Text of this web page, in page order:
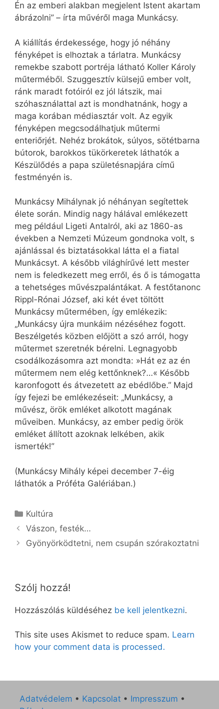
Én az emberi alakban megjelent Istent akartam
ábrázolni” – írta művéről maga Munkácsy.
A kiállítás érdekessége, hogy jó néhány
fényképet is elhoztak a tárlatra. Munkácsy
remekbe szabott portréja látható Koller Károly
műterméből. Szuggesztív külsejű ember volt,
ránk maradt fotóiról ez jól látszik, mai
szóhasználattal azt is mondhatnánk, hogy a
maga korában médiasztár volt. Az egyik
fényképen megcsodálhatjuk műtermi
enteriőrjét. Nehéz brokátok, súlyos, sötétbarna
bútorok, barokkos tükörkeretek láthatók a
Készülődés a papa születésnapjára című
festményén is.
Munkácsy Mihálynak jó néhányan segítettek
élete során. Mindig nagy hálával emlékezett
meg például Ligeti Antalról, aki az 1860-as
években a Nemzeti Múzeum gondnoka volt, s
ajánlással és biztatásokkal látta el a fiatal
Munkácsyt. A később világhírűvé lett mester
nem is feledkezett meg erről, és ő is támogatta
a tehetséges művészpalántákat. A festőtanonc
Rippl-Rónai József, aki két évet töltött
Munkácsy műtermében, így emlékezik:
„Munkácsy újra munkáim nézéséhez fogott.
Beszélgetés közben előjött a szó arról, hogy
műtermet szeretnék bérelni. Legnagyobb
csodálkozásomra azt mondta: »Hát ez az én
műtermem nem elég kettőnknek?…« Később
karonfogott és átvezetett az ebédlőbe.” Majd
így fejezi be emlékezéseit: „Munkácsy, a
művész, örök emléket alkotott magának
műveiben. Munkácsy, az ember pedig örök
emléket állított azoknak lelkében, akik
ismerték!”
(Munkácsy Mihály képei december 7-éig
láthatók a Próféta Galériában.)
Kategória
Kultúra
Vászon, festék…
Gyönyörködtetni, nem csupán szórakoztatni
Szólj hozzá!
Hozzászólás küldéséhez be kell jelentkezni.
This site uses Akismet to reduce spam. Learn
how your comment data is processed.
Adatvédelem • Kapcsolat • Impresszum •